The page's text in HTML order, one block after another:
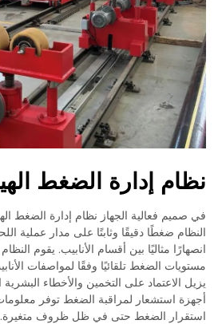
نظام إدارة الضغط
في صميم فعالية الجهاز نظام إدارة الضغط
النظام ضغطًا دقيقًا وثابتًا على مدار عملية
انصهارًا مثاليًا بين أقسام الأنابيب. يقوم
مستويات الضغط تلقائيًا وفقًا لمواصفات
يزيل الاعتماد على التخمين والأخطاء
أجهزة استشعار لمراقبة الضغط توفر
استقرار الضغط حتى في ظل ظروف متغيرة.